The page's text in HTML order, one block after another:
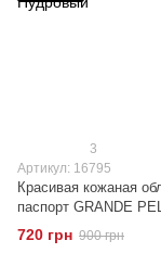
3
Артикул: 16795
Красивая кожаная
паспорт GRANDE
Пудровый
720 грн 900 грн